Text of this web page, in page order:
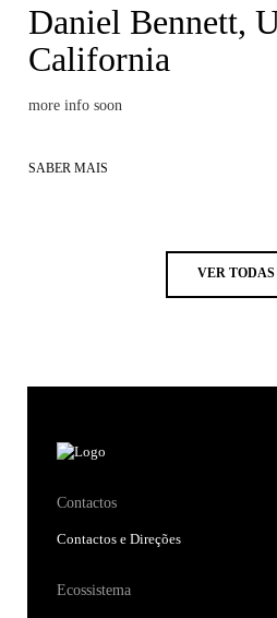
Daniel Bennett,
California
more info soon
SABER MAIS
VER TODAS
Contactos
Contactos e Direções
Ecossistema